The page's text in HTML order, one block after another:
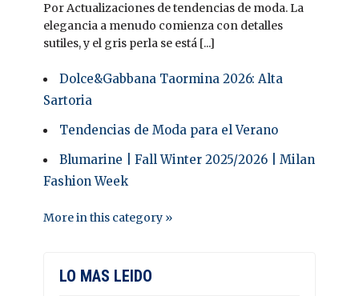
Por Actualizaciones de tendencias de moda. La
elegancia a menudo comienza con detalles
sutiles, y el gris perla se está [...]
Dolce&Gabbana Taormina 2026: Alta
Sartoria
Tendencias de Moda para el Verano
Blumarine | Fall Winter 2025/2026 | Milan
Fashion Week
More in this category »
LO MAS LEIDO